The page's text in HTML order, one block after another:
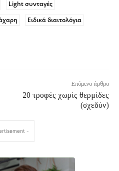
Light συνταγές
Ειδικά διαιτολόγια
Επόμενο άρθρο
20 τροφές χωρίς θερμίδες
(σχεδόν)
-